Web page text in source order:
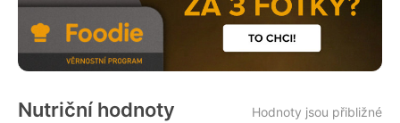
Nutriční hodnoty Hodnoty jsou přibližné